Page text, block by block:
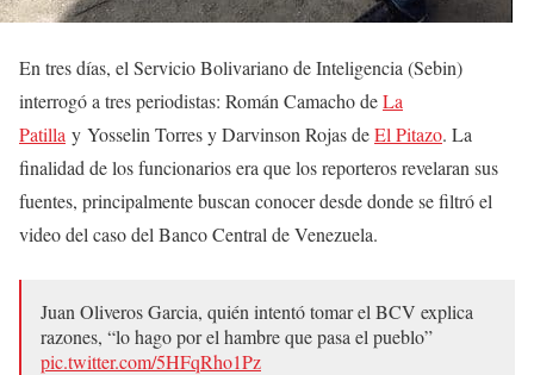
En tres días, el Servicio Bolivariano de Inteligencia (Sebin)
interrogó a tres periodistas: Román Camacho deLa
Patilla y Yosselin Torres y Darvinson Rojas deEl Pitazo. La
finalidad de los funcionarios era que los reporteros revelaran sus
fuentes, principalmente buscan conocer desde donde se filtró el
video del caso del Banco Central de Venezuela.
Juan Oliveros Garcia, quién intentó tomar el BCV explica
razones, “lo hago por el hambre que pasa el pueblo”
pic.twitter.com/5HFqRho1Pz